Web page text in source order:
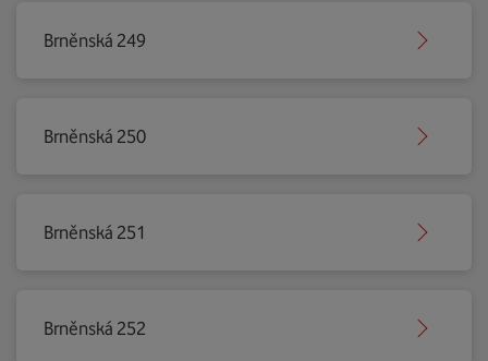
Brněnská 249
Brněnská 250
Brněnská 251
Brněnská 252